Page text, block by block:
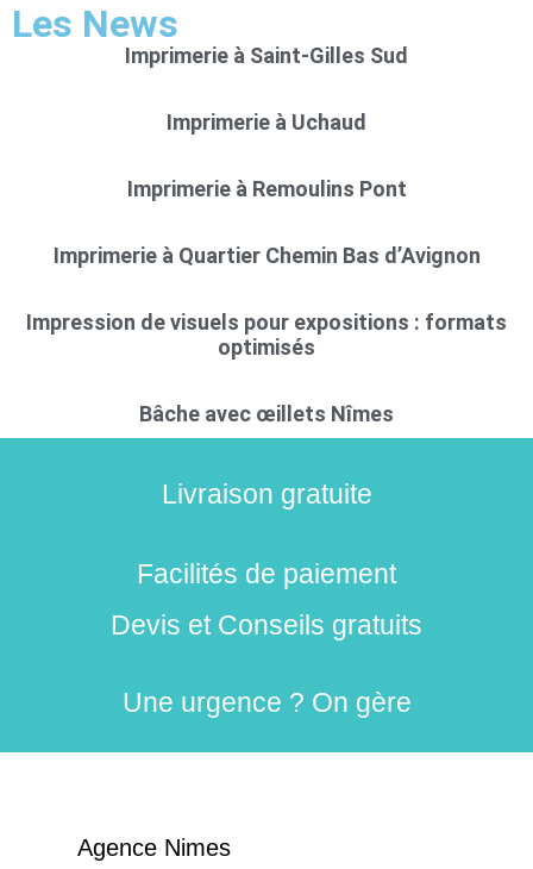
Les News
Imprimerie à Saint-Gilles Sud
Imprimerie à Uchaud
Imprimerie à Remoulins Pont
Imprimerie à Quartier Chemin Bas d’Avignon
Impression de visuels pour expositions : formats
optimisés
Bâche avec œillets Nîmes
Livraison gratuite
Facilités de paiement
Devis et Conseils gratuits
Une urgence ? On gère
Agence Nimes